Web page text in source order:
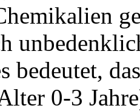
bedeutet,
0-3